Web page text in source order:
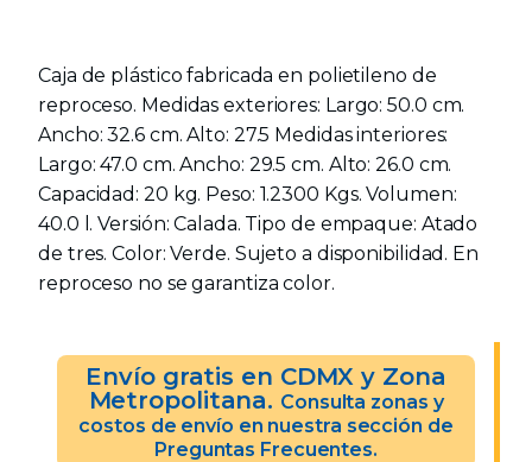
Caja de plástico fabricada en polietileno de
reproceso. Medidas exteriores: Largo: 50.0 cm.
Ancho: 32.6 cm. Alto: 27.5 Medidas interiores:
Largo: 47.0 cm. Ancho: 29.5 cm. Alto: 26.0 cm.
Capacidad: 20 kg. Peso: 1.2300 Kgs. Volumen:
40.0 l. Versión: Calada. Tipo de empaque: Atado
de tres. Color: Verde. Sujeto a disponibilidad. En
reproceso no se garantiza color.
Envío gratis en CDMX y Zona
Metropolitana. Consulta zonas y
costos de envío en nuestra sección de
Preguntas Frecuentes.